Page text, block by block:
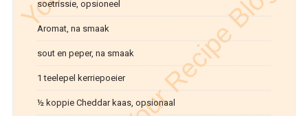
soetrissie, opsioneel
Aromat, na smaak
sout en peper, na smaak
1 teelepel kerriepoeier
½ koppie Cheddar kaas, opsionaal